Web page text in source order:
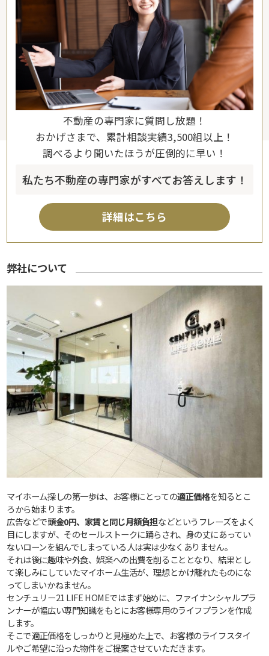
不動産の専門家に質問し放題！
おかげさまで、累計相談実績3,500組以上！
調べるより聞いたほうが圧倒的に早い！
私たち不動産の専門家がすべてお答えします！
詳細はこちら
弊社について
マイホーム探しの第一歩は、お客様にとっての適正価格を知るとこ
ろから始まります。
広告などで頭金0円、家賃と同じ月額負担などというフレーズをよく
目にしますが、そのセールストークに踊らされ、身の丈にあってい
ないローンを組んでしまっている人は実は少なくありません。
それは後に趣味や外食、娯楽への出費を削ることとなり、結果とし
て楽しみにしていたマイホーム生活が、理想とかけ離れたものにな
ってしまいかねません。
センチュリー21 LIFE HOMEではまず始めに、ファイナンシャルプラ
ンナーが幅広い専門知識をもとにお客様専用のライフプランを作成
します。
そこで適正価格をしっかりと見極めた上で、お客様のライフスタイ
ルやご希望に沿った物件をご提案させていただきます。